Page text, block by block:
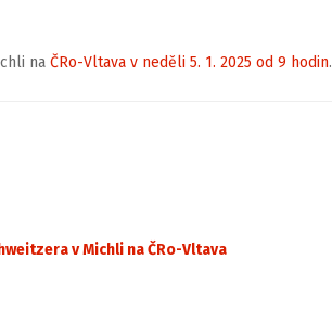
na ČRo-Vltava v neděli 5. 1. 2025 od 9 hodin.
v Michli na ČRo-Vltava